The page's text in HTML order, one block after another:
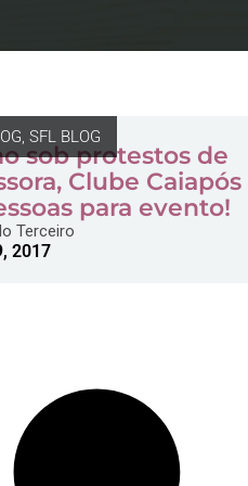
,SFL BLOG
sob protestos de
Clube
para evento!
Terceiro
2017